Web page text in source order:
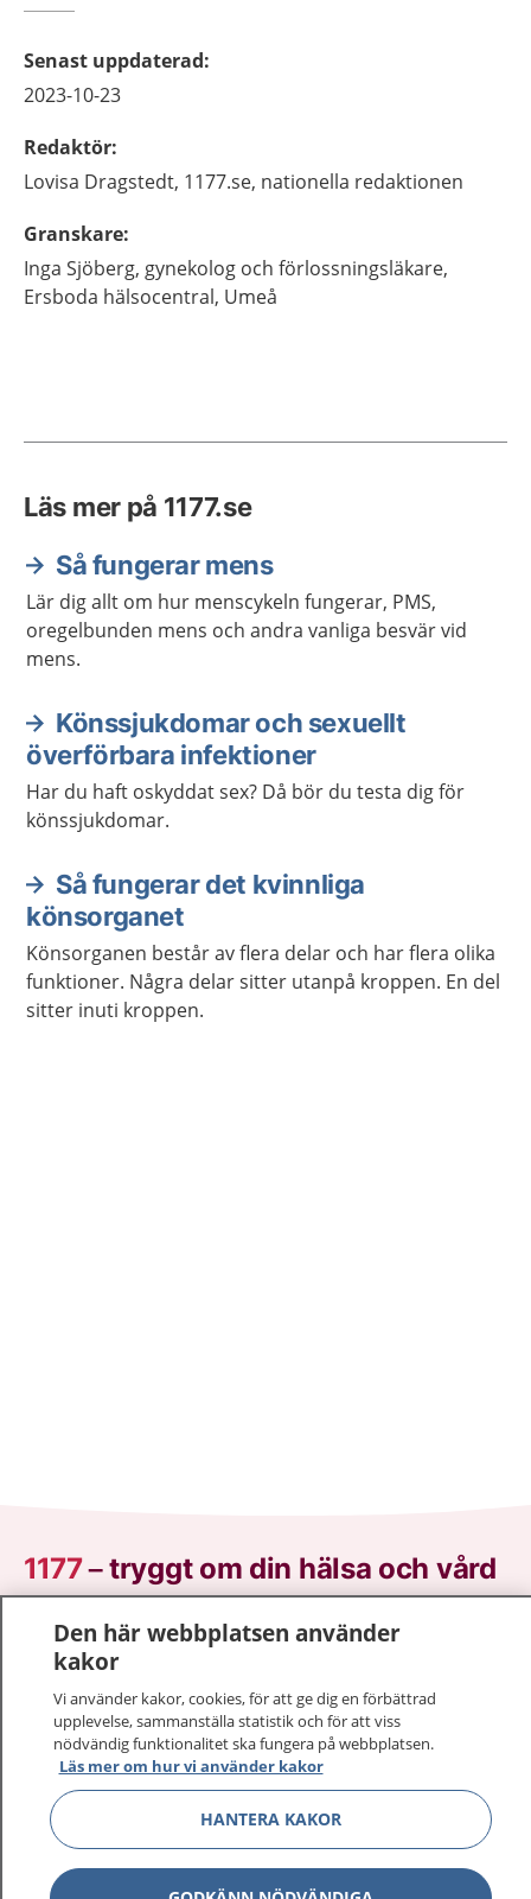
Senast uppdaterad:
2023-10-23
Redaktör:
Lovisa Dragstedt, 1177.se, nationella redaktionen
Granskare:
Inga Sjöberg, gynekolog och förlossningsläkare,
Ersboda hälsocentral, Umeå
Läs mer på 1177.se
Så fungerar mens
Lär dig allt om hur menscykeln fungerar, PMS,
oregelbunden mens och andra vanliga besvär vid
mens.
Könssjukdomar och sexuellt
överförbara infektioner
Har du haft oskyddat sex? Då bör du testa dig för
könssjukdomar.
Så fungerar det kvinnliga
könsorganet
Könsorganen består av flera delar och har flera olika
funktioner. Några delar sitter utanpå kroppen. En del
sitter inuti kroppen.
1177–tryggt om din hälsa och vård
På 1177.se får du råd om hälsa och information om
sjukdomar och vilka mottagningar du kan kontakta.
vårdärenden. Ring telefonnummer 1177 för
sjukvårdsrådgivning dygnet runt.
1177 ger dig råd när du vill må bättre.
Den här webbplatsen använder
kakor
Vi använder kakor, cookies, för att ge dig en förbättrad
upplevelse, sammanställa statistik och för att viss
nödvändig funktionalitet ska fungera på webbplatsen.
Läs mer om hur vi använder kakor
HANTERA KAKOR